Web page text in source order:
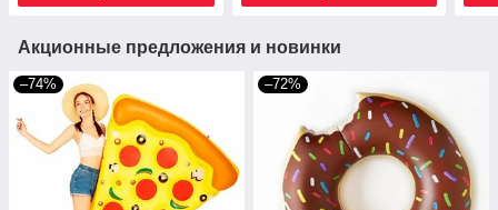
Акционные предложения и новинки
–74% –72%